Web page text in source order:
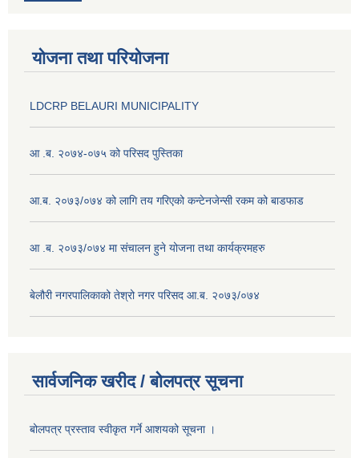
योजना तथा परियोजना
LDCRP BELAURI MUNICIPALITY
आ .ब. २०७४-०७५ को परिसद पुस्तिका
आ.ब. २०७३/०७४ को लागि तय गरिएको कन्टेनजेन्सी रकम को बाडफाड
आ .ब. २०७३/०७४ मा संचालन हुने योजना तथा कार्यक्रमहरु
बेलौरी नगरपालिकाको तेश्रो नगर परिसद आ.ब. २०७३/०७४
सार्वजनिक खरीद / बोलपत्र सूचना
बोलपत्र प्रस्ताव स्वीकृत गर्ने आशयको सूचना ।